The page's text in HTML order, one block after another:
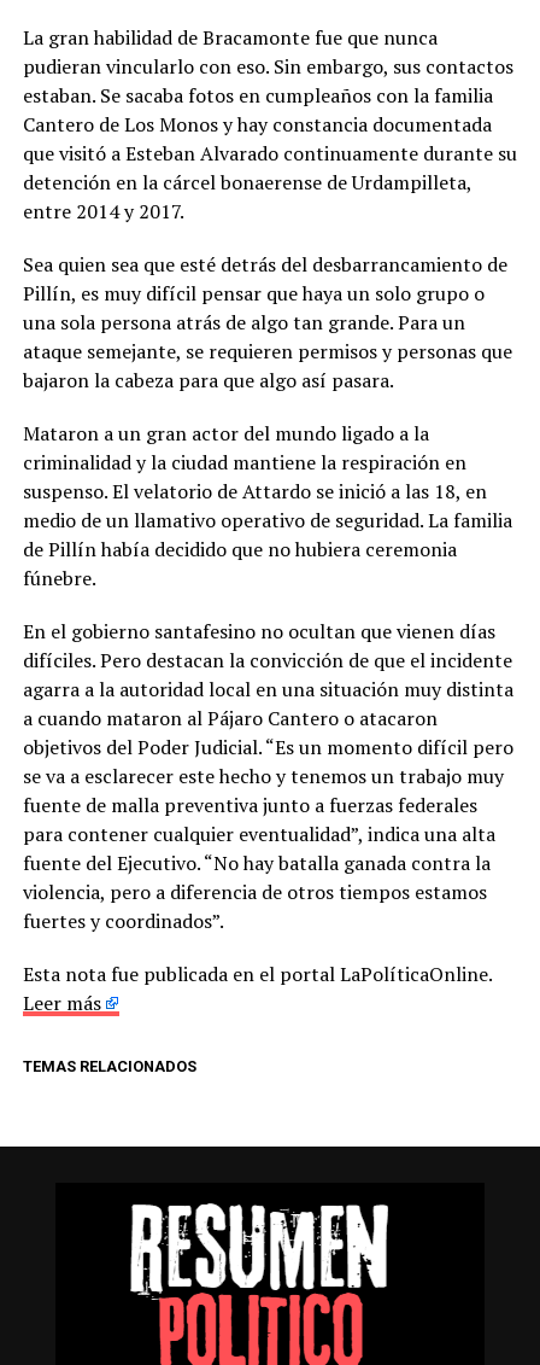
La gran habilidad de Bracamonte fue que nunca
pudieran vincularlo con eso. Sin embargo, sus contactos
estaban. Se sacaba fotos en cumpleaños con la familia
Cantero de Los Monos y hay constancia documentada
que visitó a Esteban Alvarado continuamente durante su
detención en la cárcel bonaerense de Urdampilleta,
entre 2014 y 2017.
Sea quien sea que esté detrás del desbarrancamiento de
Pillín, es muy difícil pensar que haya un solo grupo o
una sola persona atrás de algo tan grande. Para un
ataque semejante, se requieren permisos y personas que
bajaron la cabeza para que algo así pasara.
Mataron a un gran actor del mundo ligado a la
criminalidad y la ciudad mantiene la respiración en
suspenso. El velatorio de Attardo se inició a las 18, en
medio de un llamativo operativo de seguridad. La familia
de Pillín había decidido que no hubiera ceremonia
fúnebre.
En el gobierno santafesino no ocultan que vienen días
difíciles. Pero destacan la convicción de que el incidente
agarra a la autoridad local en una situación muy distinta
a cuando mataron al Pájaro Cantero o atacaron
objetivos del Poder Judicial. “Es un momento difícil pero
se va a esclarecer este hecho y tenemos un trabajo muy
fuente de malla preventiva junto a fuerzas federales
para contener cualquier eventualidad”, indica una alta
fuente del Ejecutivo. “No hay batalla ganada contra la
violencia, pero a diferencia de otros tiempos estamos
fuertes y coordinados”.
Esta nota fue publicada en el portal LaPolíticaOnline.
Leer más
TEMAS RELACIONADOS